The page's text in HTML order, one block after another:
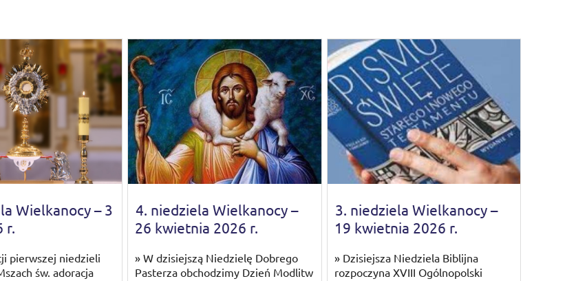
Wielkanocy – 3
r.
pierwszej niedzieli
św. adoracja
4. niedziela Wielkanocy –
26 kwietnia 2026 r.
» W dzisiejszą Niedzielę Dobrego
Pasterza obchodzimy Dzień Modlitw
3. niedziela Wielkanocy –
19 kwietnia 2026 r.
» Dzisiejsza Niedziela Biblijna
rozpoczyna XVIII Ogólnopolski